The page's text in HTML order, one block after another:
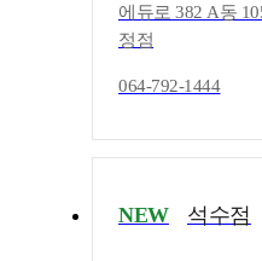
에듀로 382 A동
정점
064-792-1444
NEW 석수점